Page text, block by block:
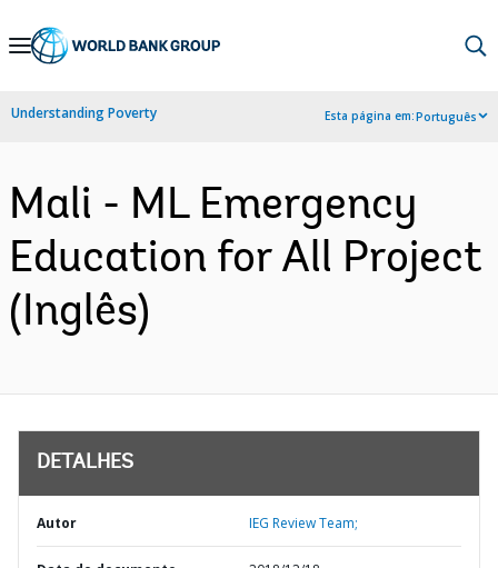
Skip
Navigation
Understanding Poverty Esta página em:Português
Mali - ML Emergency
Education for All Project
(Inglês)
DETALHES
Autor IEG Review Team;